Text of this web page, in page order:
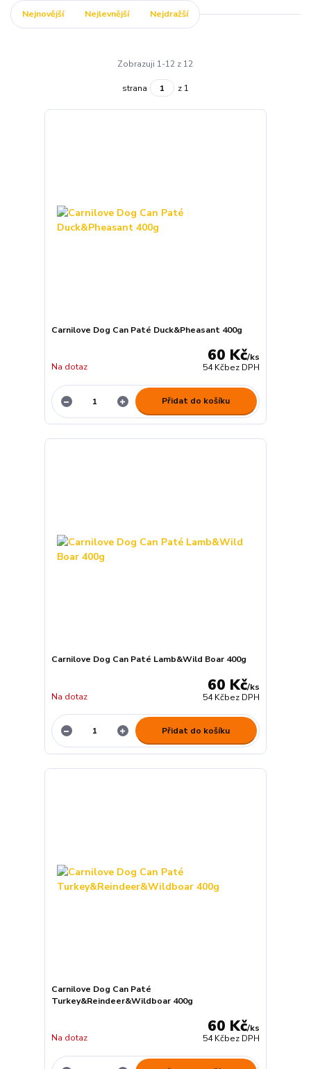
Nejnovější Nejlevnější Nejdražší
Zobrazuji 1-12 z 12
strana z 1
Carnilove Dog Can Paté Duck&Pheasant 400g
60 Kč/ks
54 Kčbez DPH
Na dotaz
Přidat do košíku
Carnilove Dog Can Paté Lamb&Wild Boar 400g
60 Kč/ks
54 Kčbez DPH
Na dotaz
Přidat do košíku
Carnilove Dog Can Paté
Turkey&Reindeer&Wildboar 400g
60 Kč/ks
54 Kčbez DPH
Na dotaz